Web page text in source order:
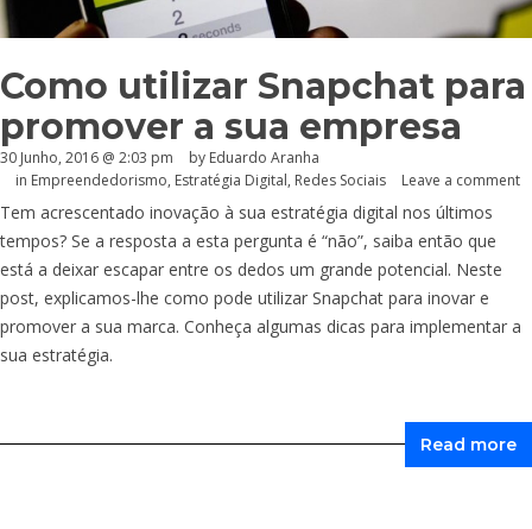
Como utilizar Snapchat para
promover a sua empresa
30 Junho, 2016 @ 2:03 pm by Eduardo Aranha
in Empreendedorismo, Estratégia Digital, Redes Sociais Leave a comment
Tem acrescentado inovação à sua estratégia digital nos últimos
tempos? Se a resposta a esta pergunta é “não”, saiba então que
está a deixar escapar entre os dedos um grande potencial. Neste
post, explicamos-lhe como pode utilizar Snapchat para inovar e
promover a sua marca. Conheça algumas dicas para implementar a
sua estratégia.
Read more